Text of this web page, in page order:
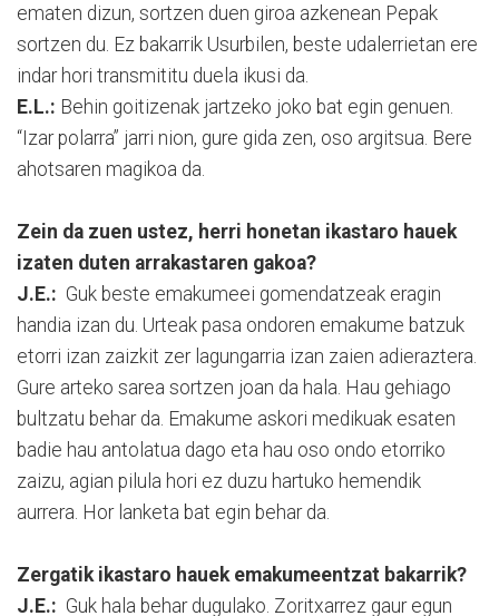
ematen dizun, sortzen duen giroa azkenean Pepak
sortzen du. Ez bakarrik Usurbilen, beste udalerrietan ere
indar hori transmititu duela ikusi da.
E.L.: Behin goitizenak jartzeko joko bat egin genuen.
“Izar polarra” jarri nion, gure gida zen, oso argitsua. Bere
ahotsaren magikoa da.
Zein da zuen ustez, herri honetan ikastaro hauek
izaten duten arrakastaren gakoa?
J.E.: Guk beste emakumeei gomendatzeak eragin
handia izan du. Urteak pasa ondoren emakume batzuk
etorri izan zaizkit zer lagungarria izan zaien adieraztera.
Gure arteko sarea sortzen joan da hala. Hau gehiago
bultzatu behar da. Emakume askori medikuak esaten
badie hau antolatua dago eta hau oso ondo etorriko
zaizu, agian pilula hori ez duzu hartuko hemendik
aurrera. Hor lanketa bat egin behar da.
Zergatik ikastaro hauek emakumeentzat bakarrik?
J.E.: Guk hala behar dugulako. Zoritxarrez gaur egun